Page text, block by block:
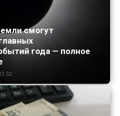
смогут
года — полное